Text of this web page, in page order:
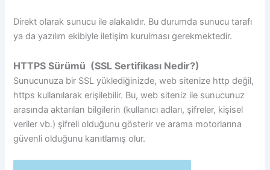
Direkt olarak sunucu ile alakalıdır. Bu durumda sunucu tarafı
ya da yazılım ekibiyle iletişim kurulması gerekmektedir.
HTTPS Sürümü (SSL Sertifikası Nedir?)
Sunucunuza bir SSL yüklediğinizde, web sitenize http değil,
https kullanılarak erişilebilir. Bu, web siteniz ile sunucunuz
arasında aktarılan bilgilerin (kullanıcı adları, şifreler, kişisel
veriler vb.) şifreli olduğunu gösterir ve arama motorlarına
güvenli olduğunu kanıtlamış olur.